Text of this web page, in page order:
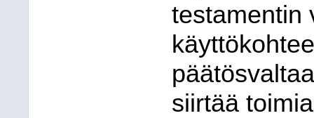
testamentin
siirtää